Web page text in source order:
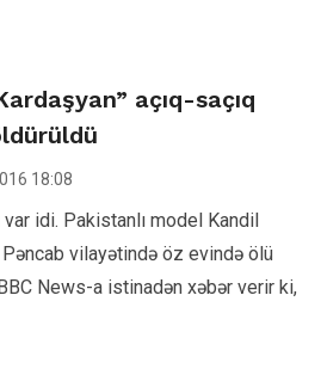
açıq-saçıq
18:08
idi. Pakistanlı model Kandil
vilayətində öz evində ölü
News-a istinadən xəbər verir ki,